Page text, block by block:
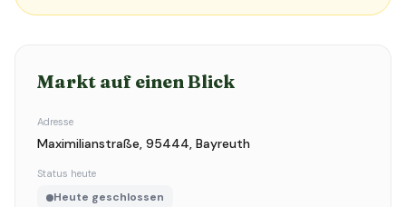
Markt auf einen Blick
Adresse
Maximilianstraße, 95444, Bayreuth
Status heute
Heute geschlossen